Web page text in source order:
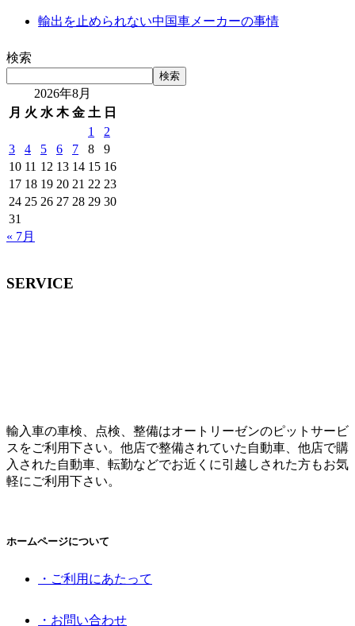
輸出を止められない中国車メーカーの事情
検索
検索
2026年8月
月 火 水 木 金 土 日
1
2
3
4 5 6 7 8
9
10 11 12 13 14 15 16
17 18 19 20 21 22 23
24 25 26 27 28 29 30
31
« 7月
SERVICE
輸入車の車検、点検、整備はオートリーゼンのピットサービ
スをご利用下さい。他店で整備されていた自動車、他店で購
入された自動車、転勤などでお近くに引越しされた方もお気
軽にご利用下さい。
ホームページについて
・ご利用にあたって
・お問い合わせ